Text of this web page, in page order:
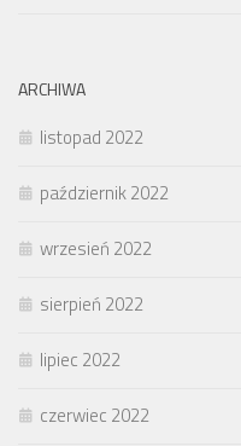
ARCHIWA
listopad 2022
październik 2022
wrzesień 2022
sierpień 2022
lipiec 2022
czerwiec 2022